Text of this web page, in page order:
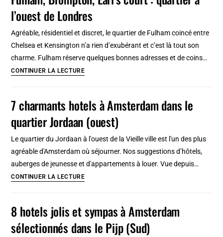
plan,
inutile
arnaque
?
l’ouest de Londres
Agréable, résidentiel et discret, le quartier de Fulham coincé entre
Chelsea et Kensington n’a rien d’exubérant et c’est là tout son
charme. Fulham réserve quelques bonnes adresses et de coins…
CONTINUER LA LECTUREFulham,
court
quartier
l’ouest
Londres
7 charmants hotels à Amsterdam dans le
quartier Jordaan (ouest)
Le quartier du Jordaan à l'ouest de la Vieille ville est l'un des plus
agréable d'Amsterdam où séjourner. Nos suggestions d’hôtels,
auberges de jeunesse et d'appartements à louer. Vue depuis…
CONTINUER LA LECTURE7
à
Amsterdam
8 hotels jolis et sympas à Amsterdam
sélectionnés dans le Pijp (Sud)